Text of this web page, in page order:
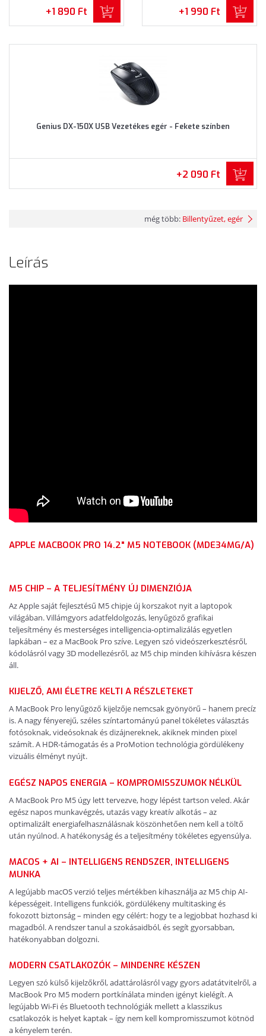
+1 890 Ft +1 990 Ft
Genius DX-150X USB Vezetékes egér - Fekete színben
+2 090 Ft
még több: Billentyűzet, egér
Leírás
APPLE MACBOOK PRO 14.2" M5 NOTEBOOK (MDE34MG/A)
M5 CHIP – A TELJESÍTMÉNY ÚJ DIMENZIÓJA
Az Apple saját fejlesztésű M5 chipje új korszakot nyit a laptopok
világában. Villámgyors adatfeldolgozás, lenyűgöző grafikai
teljesítmény és mesterséges intelligencia-optimalizálás egyetlen
lapkában – ez a MacBook Pro szíve. Legyen szó videószerkesztésről,
kódolásról vagy 3D modellezésről, az M5 chip minden kihívásra készen
áll.
KIJELZŐ, AMI ÉLETRE KELTI A RÉSZLETEKET
A MacBook Pro lenyűgöző kijelzője nemcsak gyönyörű – hanem precíz
is. A nagy fényerejű, széles színtartományú panel tökéletes választás
fotósoknak, videósoknak és dizájnereknek, akiknek minden pixel
számít. A HDR-támogatás és a ProMotion technológia gördülékeny
vizuális élményt nyújt.
EGÉSZ NAPOS ENERGIA – KOMPROMISSZUMOK NÉLKÜL
A MacBook Pro M5 úgy lett tervezve, hogy lépést tartson veled. Akár
egész napos munkavégzés, utazás vagy kreatív alkotás – az
optimalizált energiafelhasználásnak köszönhetően nem kell a töltő
után nyúlnod. A hatékonyság és a teljesítmény tökéletes egyensúlya.
MACOS + AI – INTELLIGENS RENDSZER, INTELLIGENS
MUNKA
A legújabb macOS verzió teljes mértékben kihasználja az M5 chip AI-
képességeit. Intelligens funkciók, gördülékeny multitasking és
fokozott biztonság – minden egy célért: hogy te a legjobbat hozhasd ki
magadból. A rendszer tanul a szokásaidból, és segít gyorsabban,
hatékonyabban dolgozni.
MODERN CSATLAKOZÓK – MINDENRE KÉSZEN
Legyen szó külső kijelzőkről, adattárolásról vagy gyors adatátvitelről, a
MacBook Pro M5 modern portkínálata minden igényt kielégít. A
legújabb Wi-Fi és Bluetooth technológiák mellett a klasszikus
csatlakozók is helyet kaptak – így nem kell kompromisszumot kötnöd
a kényelem terén.